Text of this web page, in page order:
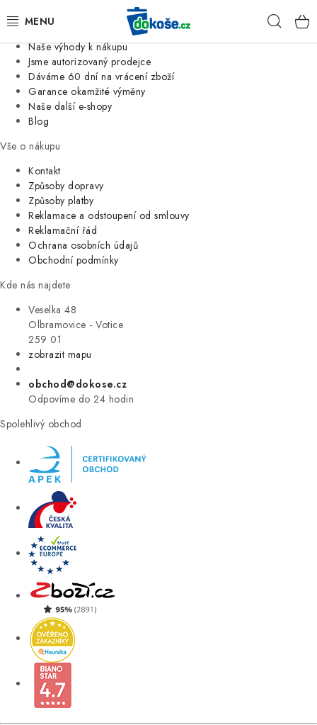
Jsme tradiční česká firma
Naše výhody k nákupu
Jsme autorizovaný prodejce
Dáváme 60 dní na vrácení zboží
Garance okamžité výměny
Naše další e-shopy
Blog
Vše o nákupu
Kontakt
Způsoby dopravy
Způsoby platby
Reklamace a odstoupení od smlouvy
Reklamační řád
Ochrana osobních údajů
Obchodní podmínky
Kde nás najdete
Veselka 48
Olbramovice - Votice
259 01
zobrazit mapu
obchod@dokose.cz
Odpovíme do 24 hodin
Spolehlivý obchod
KOŠE
SÁČKY
KUCHYNĚ
ORGANIZACE
DOMÁCNOST
ÚKLID
VÝPRODEJ
ZNAČKY
Úvod Kontakt Blog
Moje objednávka